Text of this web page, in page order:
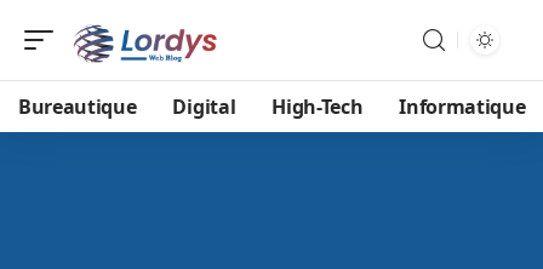
Bureautique Digital High-Tech Informatique